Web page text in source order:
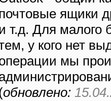
ящики
т.д. Для малого
у кого нет
мы
обновлено: 15.04